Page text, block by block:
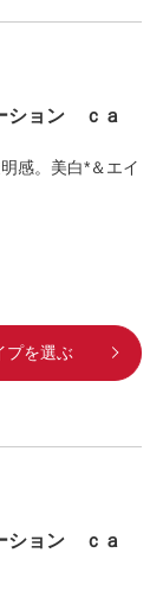
ション ｃａ
感。美白*＆エイ
プを選ぶ
ション ｃａ